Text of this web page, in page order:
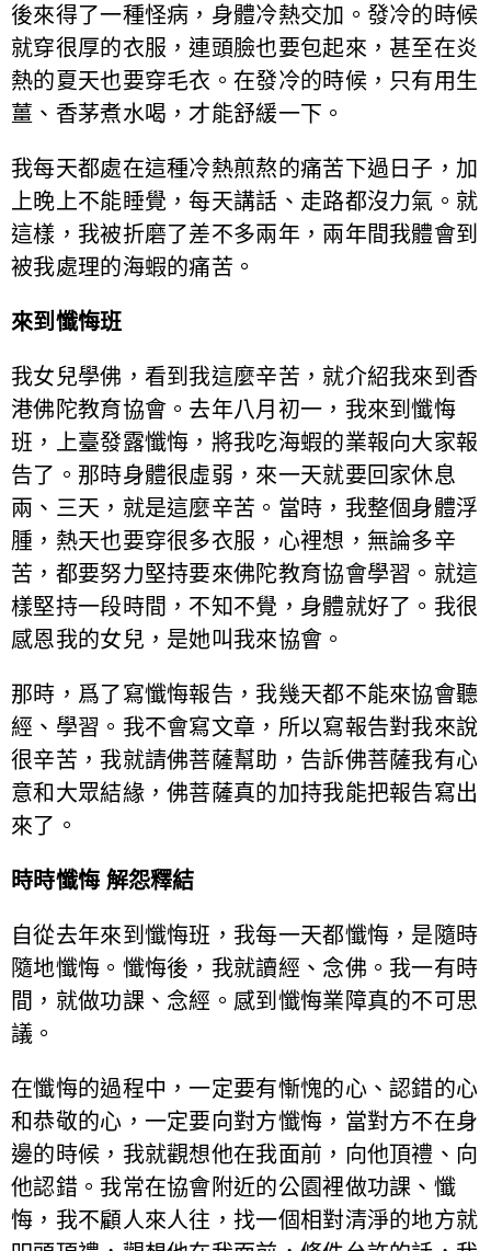
後來得了一種怪病，身體冷熱交加。發冷的時候
就穿很厚的衣服，連頭臉也要包起來，甚至在炎
熱的夏天也要穿毛衣。在發冷的時候，只有用生
薑、香茅煮水喝，才能舒緩一下。
我每天都處在這種冷熱煎熬的痛苦下過日子，加
上晚上不能睡覺，每天講話、走路都沒力氣。就
這樣，我被折磨了差不多兩年，兩年間我體會到
被我處理的海蝦的痛苦。
來到懺悔班
我女兒學佛，看到我這麼辛苦，就介紹我來到香
港佛陀教育協會。去年八月初一，我來到懺悔
班，上臺發露懺悔，將我吃海蝦的業報向大家報
告了。那時身體很虛弱，來一天就要回家休息
兩、三天，就是這麼辛苦。當時，我整個身體浮
腫，熱天也要穿很多衣服，心裡想，無論多辛
苦，都要努力堅持要來佛陀教育協會學習。就這
樣堅持一段時間，不知不覺，身體就好了。我很
感恩我的女兒，是她叫我來協會。
那時，爲了寫懺悔報告，我幾天都不能來協會聽
經、學習。我不會寫文章，所以寫報告對我來說
很辛苦，我就請佛菩薩幫助，告訴佛菩薩我有心
意和大眾結緣，佛菩薩真的加持我能把報告寫出
來了。
時時懺悔 解怨釋結
自從去年來到懺悔班，我每一天都懺悔，是隨時
隨地懺悔。懺悔後，我就讀經、念佛。我一有時
間，就做功課、念經。感到懺悔業障真的不可思
議。
在懺悔的過程中，一定要有慚愧的心、認錯的心
和恭敬的心，一定要向對方懺悔，當對方不在身
邊的時候，我就觀想他在我面前，向他頂禮、向
他認錯。我常在協會附近的公園裡做功課、懺
悔，我不顧人來人往，找一個相對清淨的地方就